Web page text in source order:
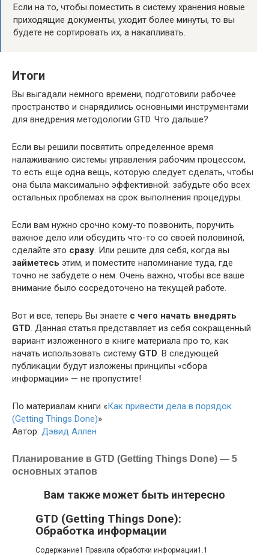
Если на то, чтобы поместить в систему хранения новые
приходящие документы, уходит более минуты, то вы
будете не сортировать их, а накапливать.
Итоги
Вы выгадали немного времени, подготовили рабочее
пространство и снарядились основными инструментами
для внедрения методологии GTD. Что дальше?
Если вы решили посвятить определенное время
налаживанию системы управления рабочим процессом,
то есть еще одна вещь, которую следует сделать, чтобы
она была максимально эффективной: забудьте обо всех
остальных проблемах на срок выполнения процедуры.
Если вам нужно срочно кому-то позвонить, поручить
важное дело или обсудить что-то со своей половиной,
сделайте это сразу. Или решите для себя, когда вы
займетесь этим, и поместите напоминание туда, где
точно не забудете о нем. Очень важно, чтобы все ваше
внимание было сосредоточено на текущей работе.
Вот и все, теперь Вы знаете с чего начать внедрять
GTD. Данная статья представляет из себя сокращенный
вариант изложенного в книге материала про то, как
начать использовать систему GTD. В следующей
публикации будут изложены принципы «сбора
информации» — не пропустите!
По материалам книги «Как привести дела в порядок
(Getting Things Done)»
Автор: Дэвид Аллен
Планирование в GTD (Getting Things Done) — 5
основных этапов
Вам также может быть интересно
GTD (Getting Things Done):
Обработка информации
Содержание1 Правила обработки информации1.1